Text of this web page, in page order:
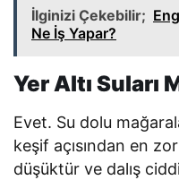
İlginizi Çekebilir;
Ne İş Yapar?
Yer Altı Suları
Evet. Su dolu
keşif açısından en
düşüktür ve dalış